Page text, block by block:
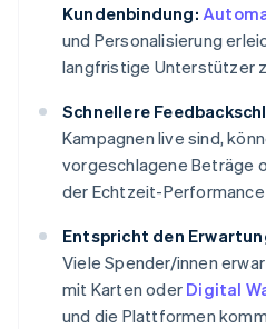
Kundenbindung:
und Personalisierung
langfristige Unterstützer
Schnellere
Kampagnen live sind,
vorgeschlagene Beträge
der Echtzeit-
Entspricht den
Viele Spender/innen
mit Karten oder Digital
und die Plattformen